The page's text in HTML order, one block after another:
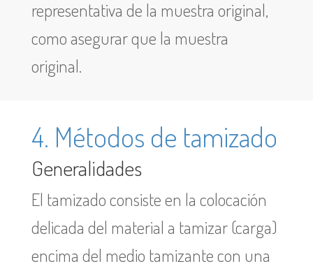
representativa de la muestra original,
como asegurar que la muestra
original.
4. Métodos de tamizado
Generalidades
El tamizado consiste en la colocación
delicada del material a tamizar (carga)
encima del medio tamizante con una